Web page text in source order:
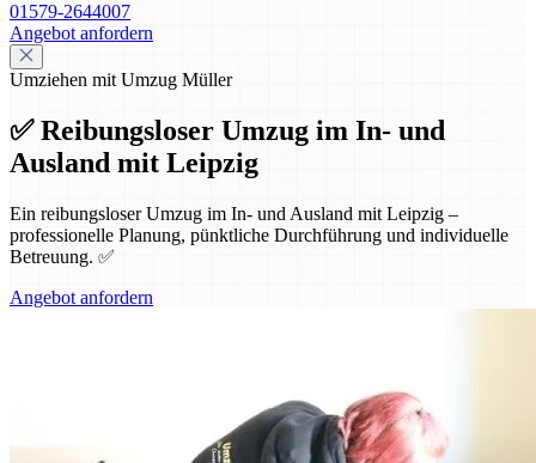
01579-2644007
Angebot anfordern
Umziehen mit Umzug Müller
✅ Reibungsloser Umzug im In- und
Ausland mit Leipzig
Ein reibungsloser Umzug im In- und Ausland mit Leipzig –
professionelle Planung, pünktliche Durchführung und individuelle
Betreuung. ✅
Angebot anfordern